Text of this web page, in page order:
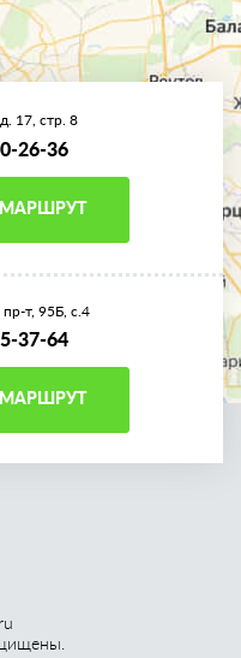
17, стр. 8
26-36
т, 95Б, с.4
37-64